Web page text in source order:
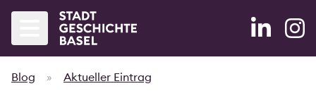
Startseite
Blog » Aktueller Eintrag